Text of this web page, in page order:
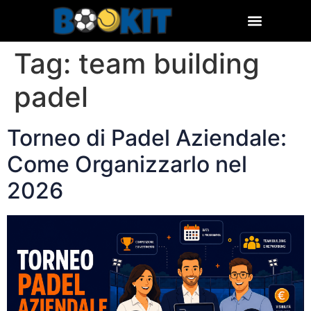
Tag: team building
padel
Torneo di Padel Aziendale:
Come Organizzarlo nel
2026